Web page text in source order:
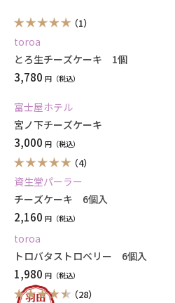
（1）
toroa
とろ生チーズケーキ 1個
3,780 円
富士屋ホテル
宮ノ下チーズケーキ
3,000 円
（4）
資生堂パーラー
チーズケーキ 6個入
2,160 円
toroa
トロバタストロベリー 6個入
1,980 円
（28）